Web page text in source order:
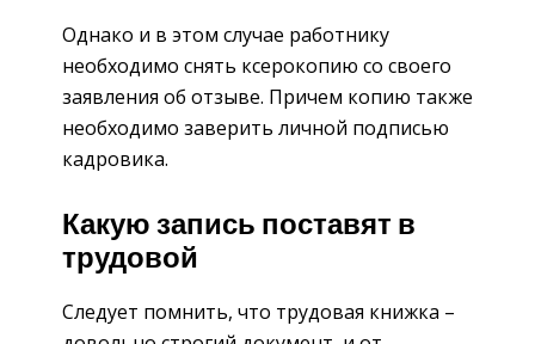
Однако и в этом случае работнику
необходимо снять ксерокопию со своего
заявления об отзыве. Причем копию также
необходимо заверить личной подписью
кадровика.
Какую запись поставят в
трудовой
Следует помнить, что трудовая книжка –